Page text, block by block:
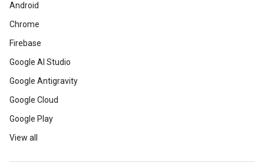
Android
Chrome
Firebase
Google AI Studio
Google Antigravity
Google Cloud
Google Play
View all